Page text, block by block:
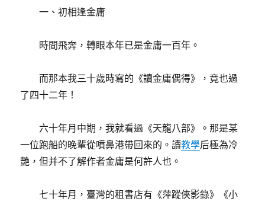
一、初相逢金庸
時間飛奔，轉眼本年已是金庸一百年。
而那本我三十歲時寫的《讀金庸偶得》，竟也過
了四十二年！
六十年月中期，我就看過《天龍八部》。那是某
一位跑船的晚輩從噴鼻港帶回來的。讀教學后極為冷
艷，但并不了解作者金庸是何許人也。
七十年月，臺灣的租書店有《萍蹤俠影錄》《小